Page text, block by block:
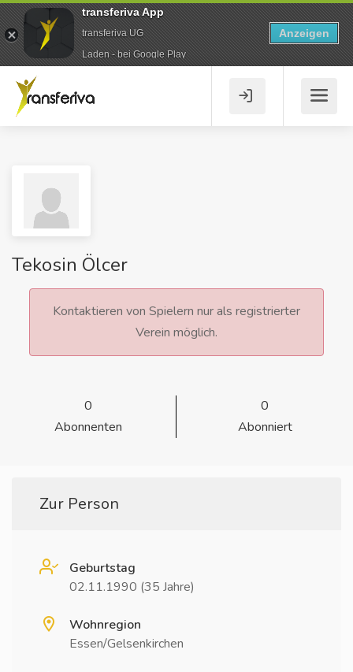
Tekosin Ölcer
Kontaktieren von Spielern nur als registrierter
Verein möglich.
0
Abonnenten
0
Abonniert
Zur Person
Geburtstag
02.11.1990 (35 Jahre)
Wohnregion
Essen/Gelsenkirchen
transferiva App
transferiva UG
Laden - bei Google Play
Anzeigen